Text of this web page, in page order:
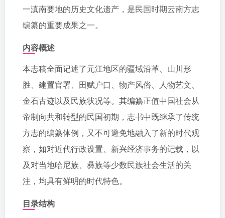
一滇南要地的历史文化遗产，是民国时期云南方志
编纂的重要成果之一。
内容概述
本志稿全面记述了元江地区的疆域沿革、山川形
胜、建置官署、田赋户口、物产风俗、人物艺文、
金石古迹以及民族状况等。其编纂正值中国社会从
帝制向共和转型的民国初期，志书中既继承了传统
方志的编纂体例，又不可避免地融入了新的时代观
察，如对近代行政设置、新兴经济事务的记载，以
及对当地哈尼族、彝族等少数民族社会生活的关
注，均具有鲜明的时代特色。
目录结构